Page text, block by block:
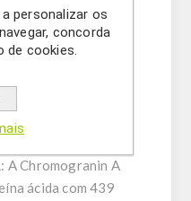
de CgA nas
o processamento
de equipamento
in vitro destina-
profissional.
A Chromogranin A
ácida com 439
personalizar os
concorda
de cookies.